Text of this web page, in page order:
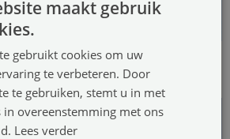
over
Grenen brancard voor een
schilderij op canvas
maakt gebruik
gebruikt cookies om uw
te verbeteren. Door
te gebruiken, stemt u in met
in overeenstemming met ons
Lees verder